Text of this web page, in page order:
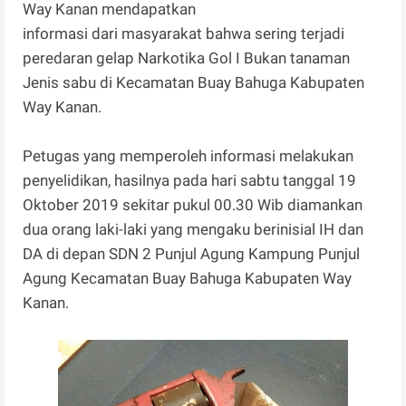
Way Kanan mendapatkan
informasi dari masyarakat bahwa sering terjadi
peredaran gelap Narkotika Gol I Bukan tanaman
Jenis sabu di Kecamatan Buay Bahuga Kabupaten
Way Kanan.
Petugas yang memperoleh informasi melakukan
penyelidikan, hasilnya pada hari sabtu tanggal 19
Oktober 2019 sekitar pukul 00.30 Wib diamankan
dua orang laki-laki yang mengaku berinisial IH dan
DA di depan SDN 2 Punjul Agung Kampung Punjul
Agung Kecamatan Buay Bahuga Kabupaten Way
Kanan.